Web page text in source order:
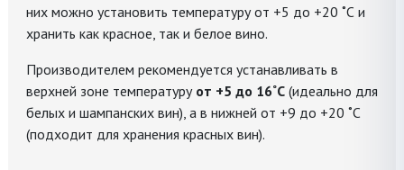
них можно установить температуру от +5 до +20 ˚С и
хранить как красное, так и белое вино.
Производителем рекомендуется устанавливать в
верхней зоне температуру от +5 до 16˚С (идеально для
белых и шампанских вин), а в нижней от +9 до +20 ˚С
(подходит для хранения красных вин).